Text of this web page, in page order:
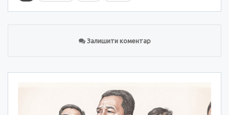
Залишити коментар